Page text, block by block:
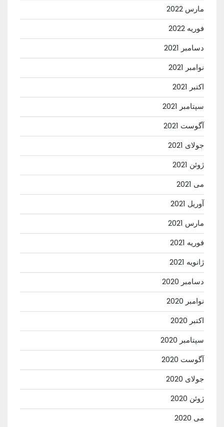
مارس 2022
فوریه 2022
دسامبر 2021
نوامبر 2021
اکتبر 2021
سپتامبر 2021
آگوست 2021
جولای 2021
ژوئن 2021
می 2021
آوریل 2021
مارس 2021
فوریه 2021
ژانویه 2021
دسامبر 2020
نوامبر 2020
اکتبر 2020
سپتامبر 2020
آگوست 2020
جولای 2020
ژوئن 2020
می 2020